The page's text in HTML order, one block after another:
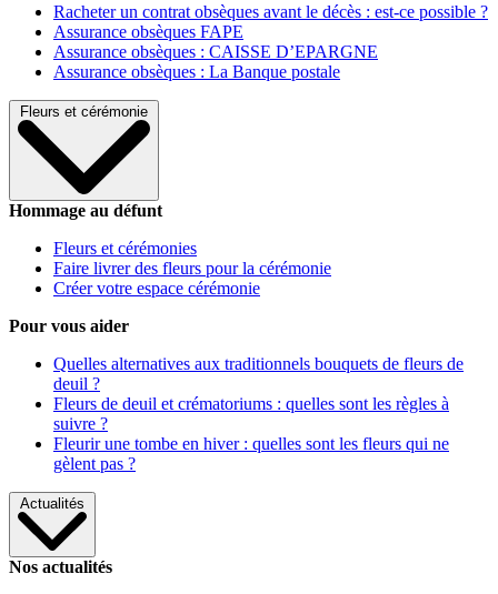
Racheter un contrat obsèques avant le décès : est-ce possible ?
Assurance obsèques FAPE
Assurance obsèques : CAISSE D’EPARGNE
Assurance obsèques : La Banque postale
Fleurs et cérémonie
Hommage au défunt
Fleurs et cérémonies
Faire livrer des fleurs pour la cérémonie
Créer votre espace cérémonie
Pour vous aider
Quelles alternatives aux traditionnels bouquets de fleurs de
deuil ?
Fleurs de deuil et crématoriums : quelles sont les règles à
suivre ?
Fleurir une tombe en hiver : quelles sont les fleurs qui ne
gèlent pas ?
Actualités
Nos actualités